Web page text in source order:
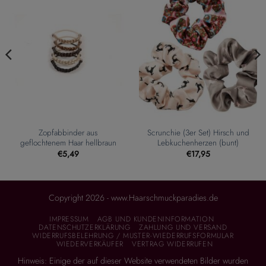
Zopfabbinder aus
geflochtenem Haar hellbraun
€5,49
Scrunchie (3er Set) Hirsch und
Lebkuchenherzen (bunt)
€17,95
Copyright 2026 - www.Haarschmuckparadies.de
IMPRESSUM AGB UND KUNDENINFORMATION
DATENSCHUTZERKLÄRUNG ZAHLUNG UND VERSAND
WIDERRUFSBELEHRUNG / MUSTER-WIEDERRUFSFORMULAR
WIEDERVERKÄUFER VERTRAG WIDERRUFEN
Hinweis: Einige der auf dieser Website verwendeten Bilder wurden